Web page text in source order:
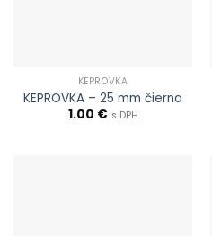
KEPROVKA
KEPROVKA – 25 mm čierna
1.00 € s DPH